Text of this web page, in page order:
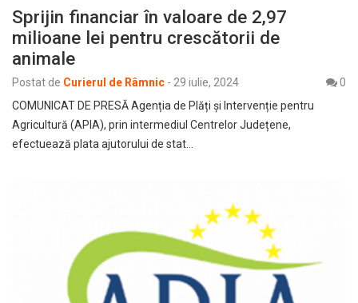
Sprijin financiar în valoare de 2,97
milioane lei pentru crescătorii de
animale
Postat de Curierul de Râmnic - 29 iulie, 2024
0
COMUNICAT DE PRESĂ Agenția de Plăți şi Intervenție pentru
Agricultură (APIA), prin intermediul Centrelor Județene,
efectuează plata ajutorului de stat…